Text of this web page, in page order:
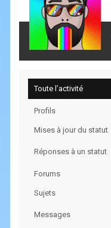
Toute l’activité
Profils
Mises à jour du statut
Réponses à un statut
Forums
Sujets
Messages